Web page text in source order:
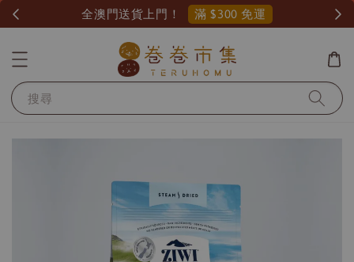
全澳門送貨上門！ 滿 $300 免運
搜尋